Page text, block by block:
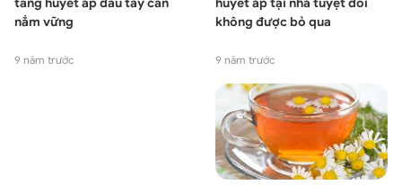
tăng huyết áp đầu tay cần
nắm vững
9 năm trước
huyết áp tại nhà tuyệt đối
không được bỏ qua
9 năm trước